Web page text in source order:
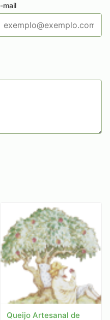
mail
Queijo Artesanal de